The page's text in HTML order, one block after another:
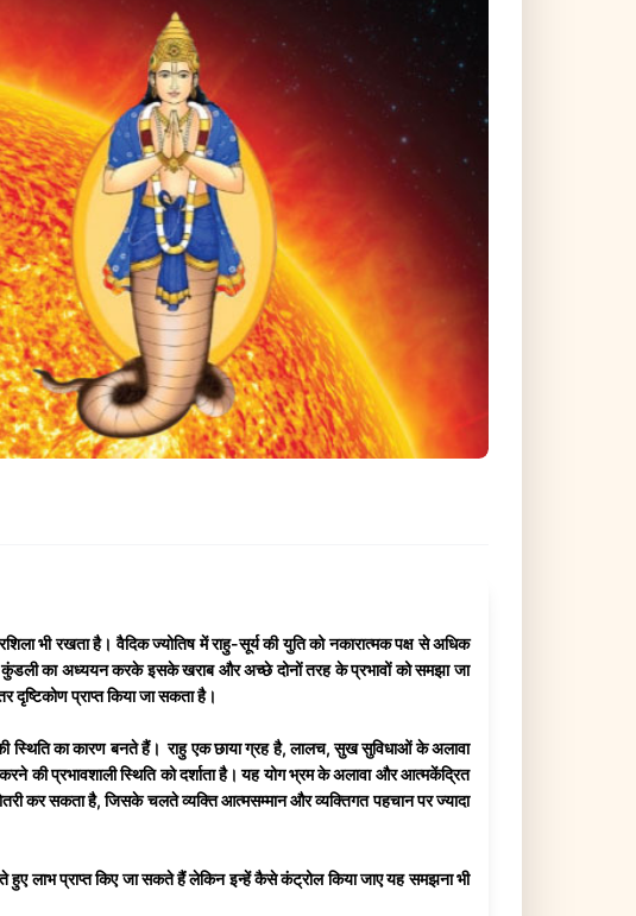
भी रखता है। वैदिक ज्योतिष में राहु-सूर्य की युति को नकारात्मक पक्ष से अधिक
कुंडली का अध्ययन करके इसके खराब और अच्छे दोनों तरह के प्रभावों को समझा जा
प्राप्त किया जा सकता है।
स्थिति का कारण बनते हैं। राहु एक छाया ग्रह है, लालच, सुख सुविधाओं के अलावा
की प्रभावशाली स्थिति को दर्शाता है। यह योग भ्रम के अलावा और आत्मकेंद्रित
कर सकता है, जिसके चलते व्यक्ति आत्मसम्मान और व्यक्तिगत पहचान पर ज्यादा
हुए लाभ प्राप्त किए जा सकते हैं लेकिन इन्हें कैसे कंट्रोल किया जाए यह समझना भी